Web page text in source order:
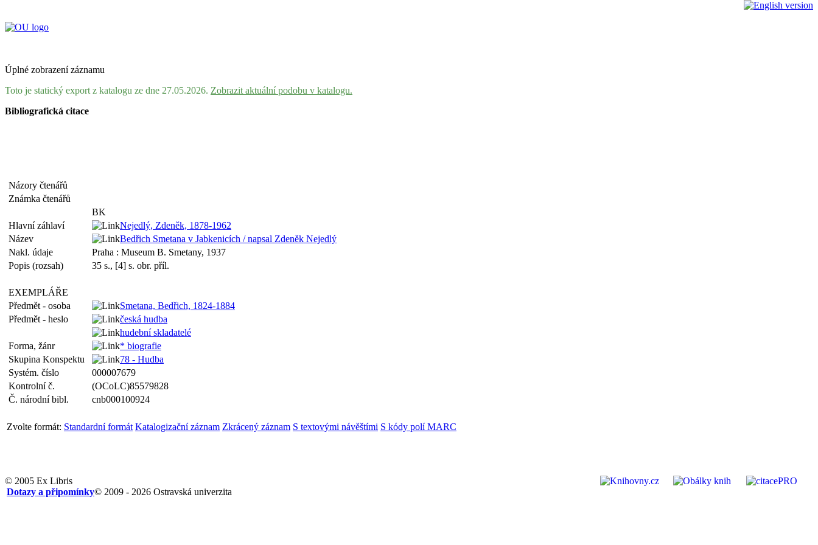
Úplné zobrazení záznamu
Toto je statický export z katalogu ze dne 27.05.2026. Zobrazit aktuální podobu v katalogu.
Bibliografická citace
Názory čtenářů
Známka čtenářů
BK
Hlavní záhlaví
Nejedlý, Zdeněk, 1878-1962
Název
Bedřich Smetana v Jabkenicích / napsal Zdeněk Nejedlý
Nakl. údaje
Praha : Museum B. Smetany, 1937
Popis (rozsah)
35 s., [4] s. obr. příl.
EXEMPLÁŘE
Předmět - osoba
Smetana, Bedřich, 1824-1884
Předmět - heslo
česká hudba
hudební skladatelé
Forma, žánr
* biografie
Skupina Konspektu
78 - Hudba
Systém. číslo
000007679
Kontrolní č.
(OCoLC)85579828
Č. národní bibl.
cnb000100924
Zvolte formát: Standardní formát Katalogizační záznam Zkrácený záznam S textovými návěštími S kódy polí MARC
© 2005 Ex Libris
© 2009 - 2026 Ostravská univerzita
Dotazy a připomínky